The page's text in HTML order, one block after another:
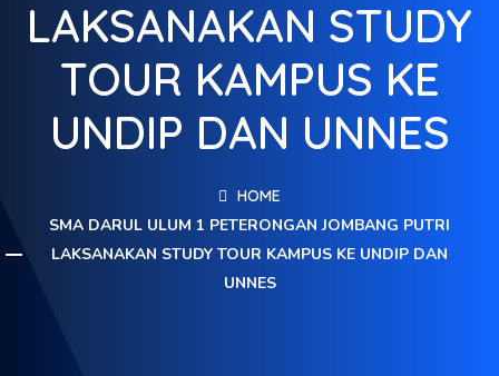
LAKSANAKAN STUDY
TOUR KAMPUS KE
UNDIP DAN UNNES
HOME
SMA DARUL ULUM 1 PETERONGAN JOMBANG PUTRI
LAKSANAKAN STUDY TOUR KAMPUS KE UNDIP DAN
UNNES